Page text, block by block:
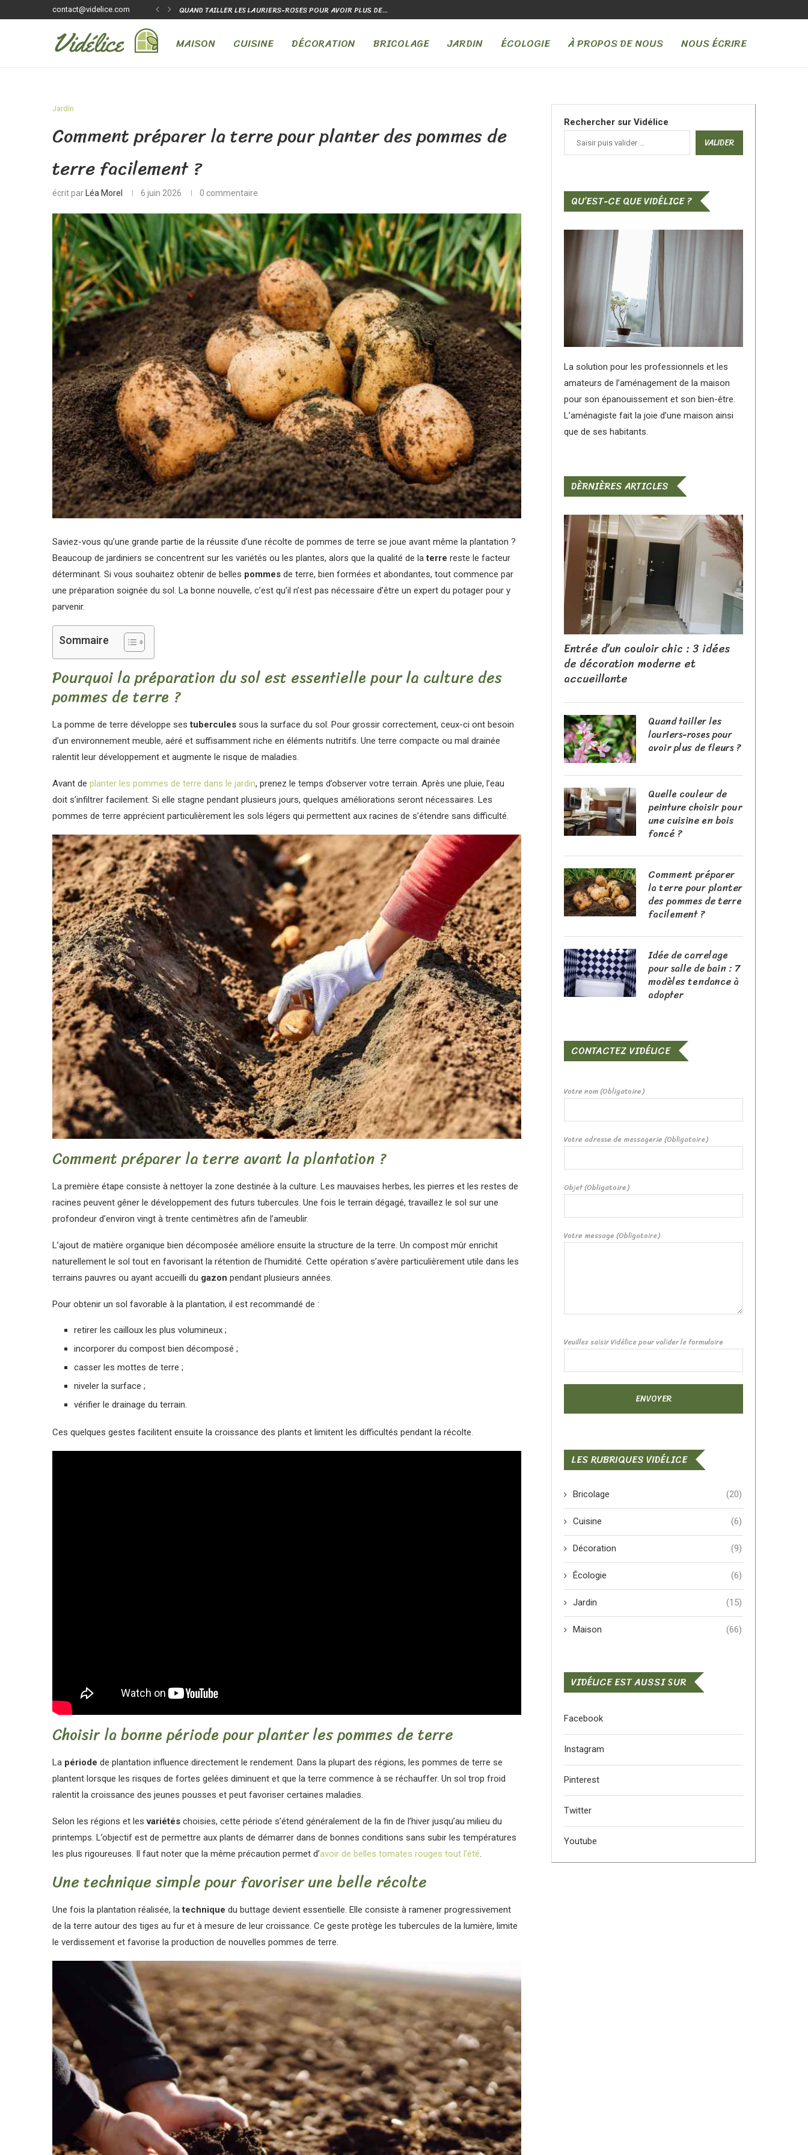
contact@videlice.com
ROSES POUR AVOIR PLUS DE... QUELLE COULEUR DE PEINTURE CHOISIR POUR UNE CUISINE...
MAISON CUISINE DÉCORATION BRICOLAGE JARDIN ÉCOLOGIE À PROPOS DE NOUS NOUS ÉCRIRE
Jardin
Comment préparer la terre pour planter des pommes de
terre facilement ?
écrit par Léa Morel 6 juin 2026 0 commentaire
Saviez-vous qu’une grande partie de la réussite d’une récolte de pommes de terre se joue avant même la plantation ?
Beaucoup de jardiniers se concentrent sur les variétés ou les plantes, alors que la qualité de laterre reste le facteur
déterminant. Si vous souhaitez obtenir de belles pommes de terre, bien formées et abondantes, tout commence par
une préparation soignée du sol. La bonne nouvelle, c’est qu’il n’est pas nécessaire d’être un expert du potager pour y
parvenir.
Sommaire
Pourquoi la préparation du sol est essentielle pour la culture des
pommes de terre ?
La pomme de terre développe sestubercules sous la surface du sol. Pour grossir correctement, ceux-ci ont besoin
d’un environnement meuble, aéré et suffisamment riche en éléments nutritifs. Une terre compacte ou mal drainée
ralentit leur développement et augmente le risque de maladies.
Avant de planter les pommes de terre dans le jardin, prenez le temps d’observer votre terrain. Après une pluie, l’eau
doit s’infiltrer facilement. Si elle stagne pendant plusieurs jours, quelques améliorations seront nécessaires. Les
pommes de terre apprécient particulièrement les sols légers qui permettent aux racines de s’étendre sans difficulté.
Comment préparer la terre avant la plantation ?
La première étape consiste à nettoyer la zone destinée à la culture. Les mauvaises herbes, les pierres et les restes de
racines peuvent gêner le développement des futurs tubercules. Une fois le terrain dégagé, travaillez le sol sur une
profondeur d’environ vingt à trente centimètres afin de l’ameublir.
L’ajout de matière organique bien décomposée améliore ensuite la structure de la terre. Un compost mûr enrichit
naturellement le sol tout en favorisant la rétention de l’humidité. Cette opération s’avère particulièrement utile dans les
terrains pauvres ou ayant accueilli du gazon pendant plusieurs années.
Pour obtenir un sol favorable à la plantation, il est recommandé de :
retirer les cailloux les plus volumineux ;
incorporer du compost bien décomposé ;
casser les mottes de terre ;
niveler la surface ;
vérifier le drainage du terrain.
Ces quelques gestes facilitent ensuite la croissance des plants et limitent les difficultés pendant la récolte.
Choisir la bonne période pour planter les pommes de terre
La période de plantation influence directement le rendement. Dans la plupart des régions, les pommes de terre se
plantent lorsque les risques de fortes gelées diminuent et que la terre commence à se réchauffer. Un sol trop froid
ralentit la croissance des jeunes pousses et peut favoriser certaines maladies.
Selon les régions et lesvariétés choisies, cette période s’étend généralement de la fin de l’hiver jusqu’au milieu du
printemps. L’objectif est de permettre aux plants de démarrer dans de bonnes conditions sans subir les températures
les plus rigoureuses. Il faut noter que la même précaution permet d’avoir de belles tomates rouges tout l’été.
Une technique simple pour favoriser une belle récolte
Une fois la plantation réalisée, latechnique du buttage devient essentielle. Elle consiste à ramener progressivement
de la terre autour des tiges au fur et à mesure de leur croissance. Ce geste protège les tubercules de la lumière, limite
le verdissement et favorise la production de nouvelles pommes de terre.
Rechercher sur Vidélice
VALIDER
QU’EST-CE QUE VIDÉLICE ?
La solution pour les professionnels et les
amateurs de l’aménagement de la maison
pour son épanouissement et son bien-être.
L’aménagiste fait la joie d’une maison ainsi
que de ses habitants.
DÈRNIÈRES ARTICLES
Entrée d’un couloir chic : 3 idées
de décoration moderne et
accueillante
Quand tailler les
lauriers-roses pour
avoir plus de fleurs ?
Quelle couleur de
peinture choisir pour
une cuisine en bois
foncé ?
Comment préparer
la terre pour planter
des pommes de terre
facilement ?
Idée de carrelage
pour salle de bain : 7
modèles tendance à
adopter
CONTACTEZ VIDÉLICE
Votre nom (Obligatoire)
Votre adresse de messagerie (Obligatoire)
Objet (Obligatoire)
Votre message (Obligatoire)
Veuillez saisir Vidélice pour valider le formulaire
LES RUBRIQUES VIDÉLICE
Bricolage (20)
Cuisine (6)
Décoration (9)
Écologie (6)
Jardin (15)
Maison (66)
VIDÉLICE EST AUSSI SUR
Facebook
Instagram
Pinterest
Twitter
Youtube